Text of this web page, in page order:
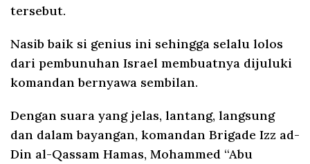
tersebut.
Nasib baik si genius ini sehingga selalu lolos
dari pembunuhan Israel membuatnya dijuluki
komandan bernyawa sembilan.
Dengan suara yang jelas, lantang, langsung
dan dalam bayangan, komandan Brigade Izz ad-
Din al-Qassam Hamas, Mohammed “Abu